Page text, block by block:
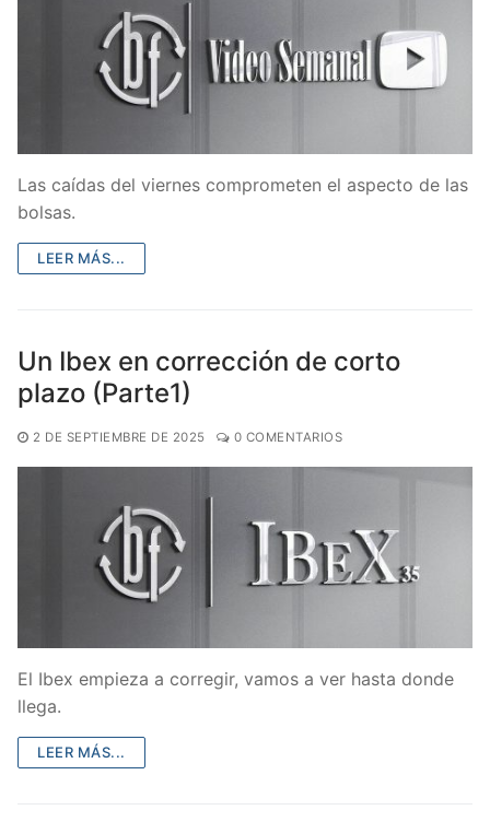
Las caídas del viernes comprometen el aspecto de las
bolsas.
LEER MÁS...
Un Ibex en corrección de corto
plazo (Parte1)
2 DE SEPTIEMBRE DE 2025 0 COMENTARIOS
El Ibex empieza a corregir, vamos a ver hasta donde
llega.
LEER MÁS...